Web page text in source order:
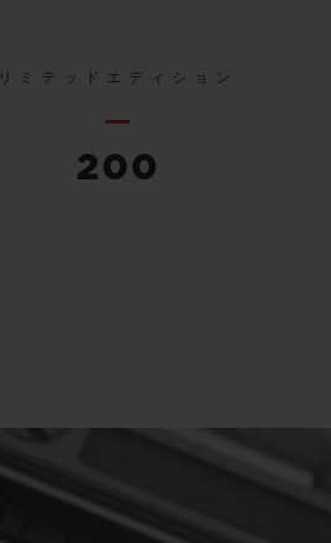
リミテッドエディション
200